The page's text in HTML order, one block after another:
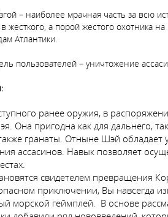
– наиболее мрачная часть за всю
в жесткого, а порой жестого
Атлантики.
пользователей – уничтожение
ранее оружия, в
Она пригодна как для дальнего,
гранаты. Отныне Шэй
ассасинов. Навык позволяет
свидетелем превращения
приключении, Вы навсегда
морской геймплей. В основе